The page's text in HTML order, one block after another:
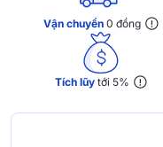
Vận chuyển 0 đồng
Tích lũy tới 5%